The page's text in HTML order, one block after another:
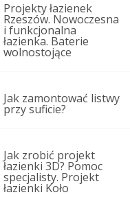
Projekty łazienek
Rzeszów. Nowoczesna
i funkcjonalna
łazienka. Baterie
wolnostojące
Jak zamontować listwy
przy suficie?
Jak zrobić projekt
łazienki 3D? Pomoc
specjalisty. Projekt
łazienki Koło